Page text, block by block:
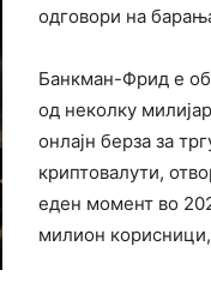
одговори на
Банкман-Фрид е
од неколку
онлајн берза за
криптовалути,
еден момент во
милион